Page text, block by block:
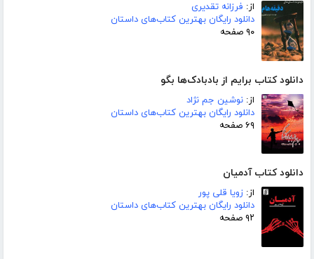
از: فرزانه تقدیری
دانلود رایگان بهترین کتاب‌های داستان
۹۰ صفحه
دانلود کتاب برایم از بادبادک‌ها بگو
از: نوشین جم نژاد
دانلود رایگان بهترین کتاب‌های داستان
۶۹ صفحه
دانلود کتاب آدمیان
از: زویا قلی پور
دانلود رایگان بهترین کتاب‌های داستان
۹۲ صفحه